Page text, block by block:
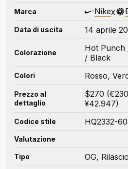
Marca Nikex
Data di uscita 14 aprile
Colorazione
Hot Punch
/ Black
Colori Rosso,
Prezzo al
dettaglio
$270
¥42.947)
Codice stile HQ2332-
Valutazione
Tipo OG,